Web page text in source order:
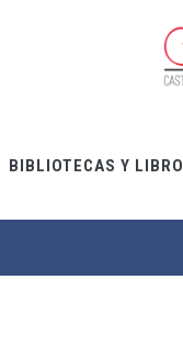
BIBLIOTECAS Y LIBRO